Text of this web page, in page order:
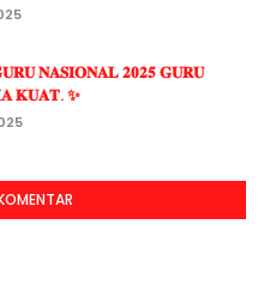
𝐍𝐀𝐒𝐈𝐎𝐍𝐀𝐋 𝟐𝟎𝟐𝟓 𝐆𝐔𝐑𝐔
𝐊𝐔𝐀𝐓. ✨